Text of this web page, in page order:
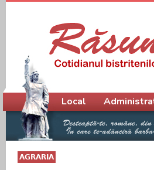
AGRARIA
Meniu principal
Local